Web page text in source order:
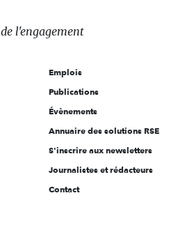
de l'engagement
Emplois
Publications
Évènements
Annuaire des solutions RSE
S'inscrire aux newsletters
Journalistes et rédacteurs
Contact